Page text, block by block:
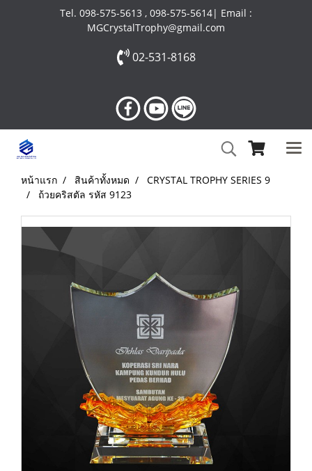
Tel. 098-575-5613 , 098-575-5614| Email :
MGCrystalTrophy@gmail.com
02-531-8168
หน้าแรก สินค้าทั้งหมด
CRYSTAL TROPHY SERIES 9
ถ้วยคริสตัล รหัส 9123